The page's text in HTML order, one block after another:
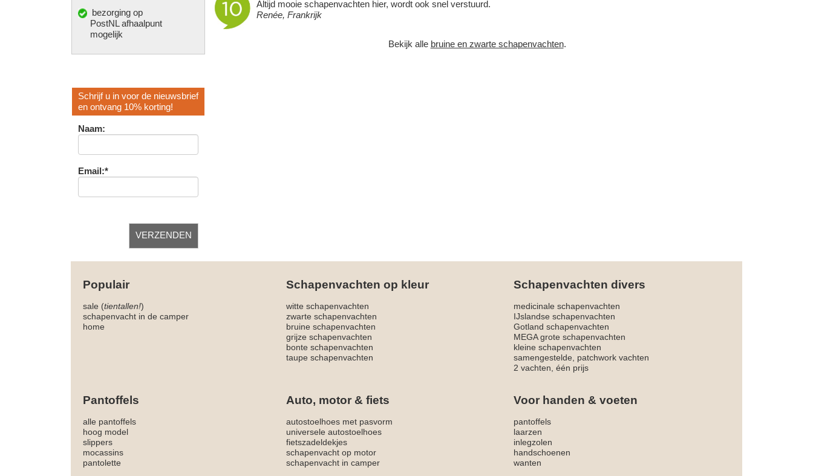
bezorging op
PostNL afhaalpunt
mogelijk
Schrijf u in voor de nieuwsbrief
en ontvang 10% korting!
Naam:
Email:*
Altijd mooieschapenvachten hier, wordt ook snel verstuurd.
Renée, Frankrijk
Bekijk alle bruine en zwarte schapenvachten.
Populair Schapenvachten op kleur Schapenvachten divers
sale (tientallen!) witte schapenvachten
medicinale schapenvachten
schapenvacht in de camper
zwarte schapenvachten
IJslandse schapenvachten
home
bruine schapenvachten
Gotland schapenvachten
grijze schapenvachten
MEGA grote schapenvachten
bonte schapenvachten
kleine schapenvachten
taupe schapenvachten
samengestelde, patchwork vachten
2 vachten, één prijs
Pantoffels Auto, motor & fiets Voor handen & voeten
alle pantoffels autostoelhoes met pasvorm
pantoffels
hoog model
universele autostoelhoes
laarzen
slippers
fietszadeldekjes
inlegzolen
mocassins
schapenvacht op motor
handschoenen
pantolette
schapenvacht in camper wanten